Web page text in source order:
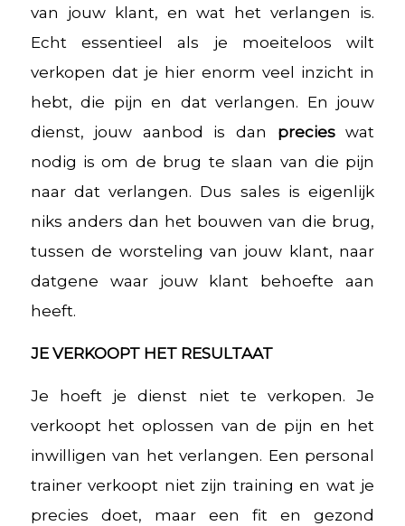
van jouw klant, en wat het verlangen is.
Echt essentieel als je moeiteloos wilt
verkopen dat je hier enorm veel inzicht in
hebt, die pijn en dat verlangen. En jouw
dienst, jouw aanbod is dan precieswat
nodig is om de brug te slaan van die pijn
naar dat verlangen. Dus sales is eigenlijk
niks anders dan het bouwen van die brug,
tussen de worsteling van jouw klant, naar
datgene waar jouw klant behoefte aan
heeft.
JE VERKOOPT HET RESULTAAT
Je hoeft je dienst niet te verkopen. Je
verkoopt het oplossen van de pijn en het
inwilligen van het verlangen. Een personal
trainer verkoopt niet zijn training en wat je
precies doet, maar een fit en gezond